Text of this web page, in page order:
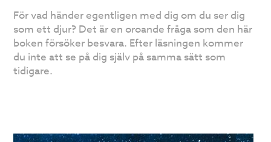
För vad händer egentligen med dig om du ser dig
som ett djur? Det är en oroande fråga som den här
boken försöker besvara. Efter läsningen kommer
du inte att se på dig själv på samma sätt som
tidigare.